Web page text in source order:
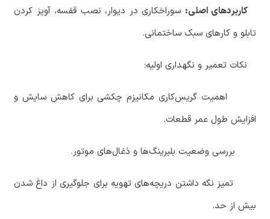
‏ کاربردهای اصلی: سوراخکاری در دیوار، نصب قفسه، آویز کردن
تابلو و کارهای سبک ساختمانی.
‏ نکات تعمیر و نگهداری اولیه:
‏ اهمیت گریس‌کاری مکانیزم چکشی برای کاهش سایش و
افزایش طول عمر قطعات.
‏ بررسی وضعیت بلبرینگ‌ها و ذغال‌های موتور.
‏ تمیز نگه داشتن دریچه‌های تهویه برای جلوگیری از داغ شدن
بیش از حد.